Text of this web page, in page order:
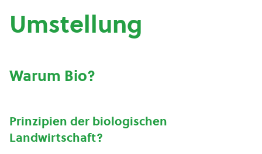
Umstellung
Warum Bio?
Prinzipien der biologischen
Landwirtschaft?